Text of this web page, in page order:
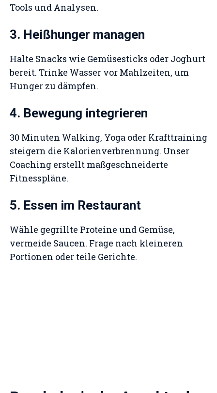
Tools und Analysen.
3. Heißhunger managen
Halte Snacks wie Gemüsesticks oder Joghurt
bereit. Trinke Wasser vor Mahlzeiten, um
Hunger zu dämpfen.
4. Bewegung integrieren
30 Minuten Walking, Yoga oder Krafttraining
steigern die Kalorienverbrennung. Unser
Coaching erstellt maßgeschneiderte
Fitnesspläne.
5. Essen im Restaurant
Wähle gegrillte Proteine und Gemüse,
vermeide Saucen. Frage nach kleineren
Portionen oder teile Gerichte.